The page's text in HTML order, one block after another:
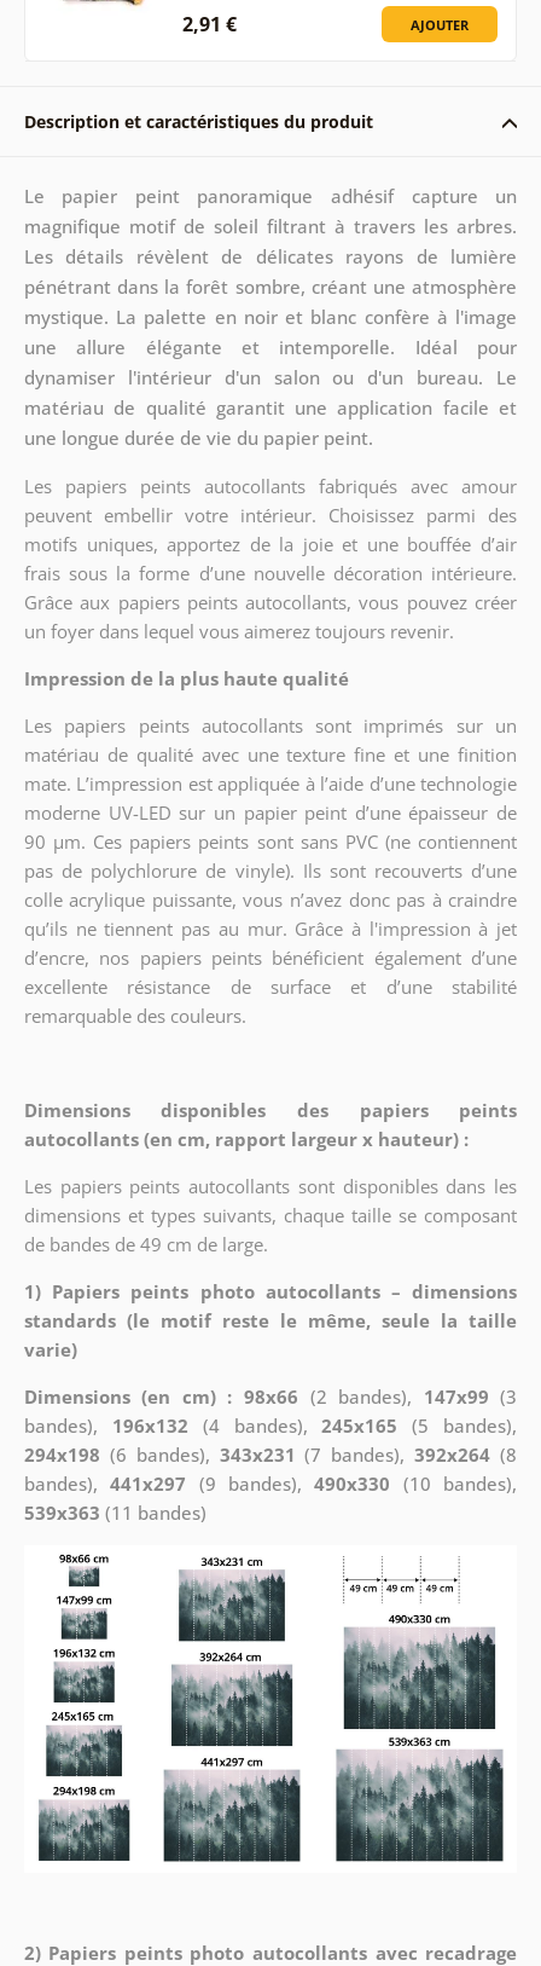
2,91 € AJOUTER
Description et caractéristiques du produit
Le papier peint panoramique adhésif capture un
magnifique motif de soleil filtrant à travers les arbres.
Les détails révèlent de délicates rayons de lumière
pénétrant dans la forêt sombre, créant une atmosphère
mystique. La palette en noir et blanc confère à l'image
une allure élégante et intemporelle. Idéal pour
dynamiser l'intérieur d'un salon ou d'un bureau. Le
matériau de qualité garantit une application facile et
une longue durée de vie du papier peint.
Les papiers peints autocollants fabriqués avec amour
peuvent embellir votre intérieur. Choisissez parmi des
motifs uniques, apportez de la joie et une bouffée d’air
frais sous la forme d’une nouvelle décoration intérieure.
Grâce aux papiers peints autocollants, vous pouvez créer
un foyer dans lequel vous aimerez toujours revenir.
Impression de la plus haute qualité
Les papiers peints autocollants sont imprimés sur un
matériau de qualité avec une texture fine et une finition
mate. L’impression est appliquée à l’aide d’une technologie
moderne UV-LED sur un papier peint d’une épaisseur de
90 µm. Ces papiers peints sont sans PVC (ne contiennent
pas de polychlorure de vinyle). Ils sont recouverts d’une
colle acrylique puissante, vous n’avez donc pas à craindre
qu’ils ne tiennent pas au mur. Grâce à l'impression à jet
d’encre, nos papiers peints bénéficient également d’une
excellente résistance de surface et d’une stabilité
remarquable des couleurs.
Dimensions disponibles des papiers peints
autocollants (en cm, rapport largeur x hauteur) :
Les papiers peints autocollants sont disponibles dans les
dimensions et types suivants, chaque taille se composant
de bandes de 49 cm de large.
1) Papiers peints photo autocollants – dimensions
standards (le motif reste le même, seule la taille
varie)
Dimensions (en cm) : 98x66 (2 bandes), 147x99 (3
bandes), 196x132 (4 bandes),245x165 (5 bandes),
294x198 (6 bandes), 343x231 (7 bandes),392x264 (8
bandes),441x297 (9 bandes),490x330 (10 bandes),
539x363 (11 bandes)
2) Papiers peints photo autocollants avec recadrage